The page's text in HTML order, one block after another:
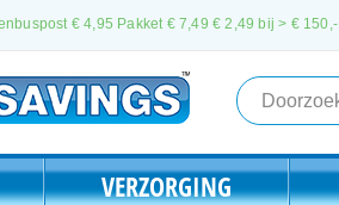
€ 4,95 Pakket € 7,49 € 2,49 bij > €150,-
Search
VERZORGING